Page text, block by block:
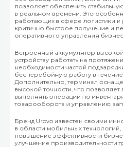
позволяет обеспечить
в реальном времени. Это
работающих в сфере логистики и
критично быстрое получение и
оперативного управления
Встроенный аккумулятор
устройству работать на
необходимости частой
бесперебойную работу в
Дополнительно, терминал
высокой точности, что позволяет
выполнять операции по
товарооборота и управлению
Бренд Urovo известен своими
в области мобильных
повышение эффективности
улучшение производительности